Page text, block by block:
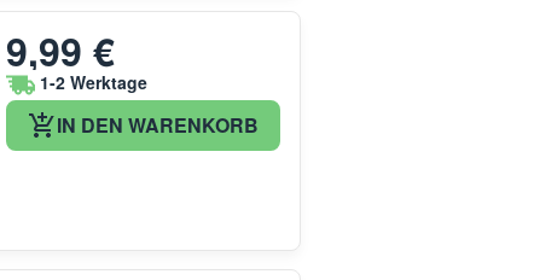
9,99 €
1-2 Werktage
IN DEN WARENKORB